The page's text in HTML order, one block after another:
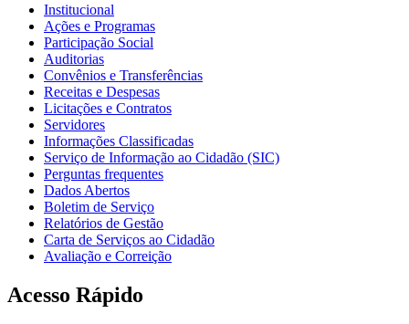
Institucional
Ações e Programas
Participação Social
Auditorias
Convênios e Transferências
Receitas e Despesas
Licitações e Contratos
Servidores
Informações Classificadas
Serviço de Informação ao Cidadão (SIC)
Perguntas frequentes
Dados Abertos
Boletim de Serviço
Relatórios de Gestão
Carta de Serviços ao Cidadão
Avaliação e Correição
Acesso Rápido